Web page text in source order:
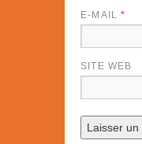
E-MAIL*
SITE WEB